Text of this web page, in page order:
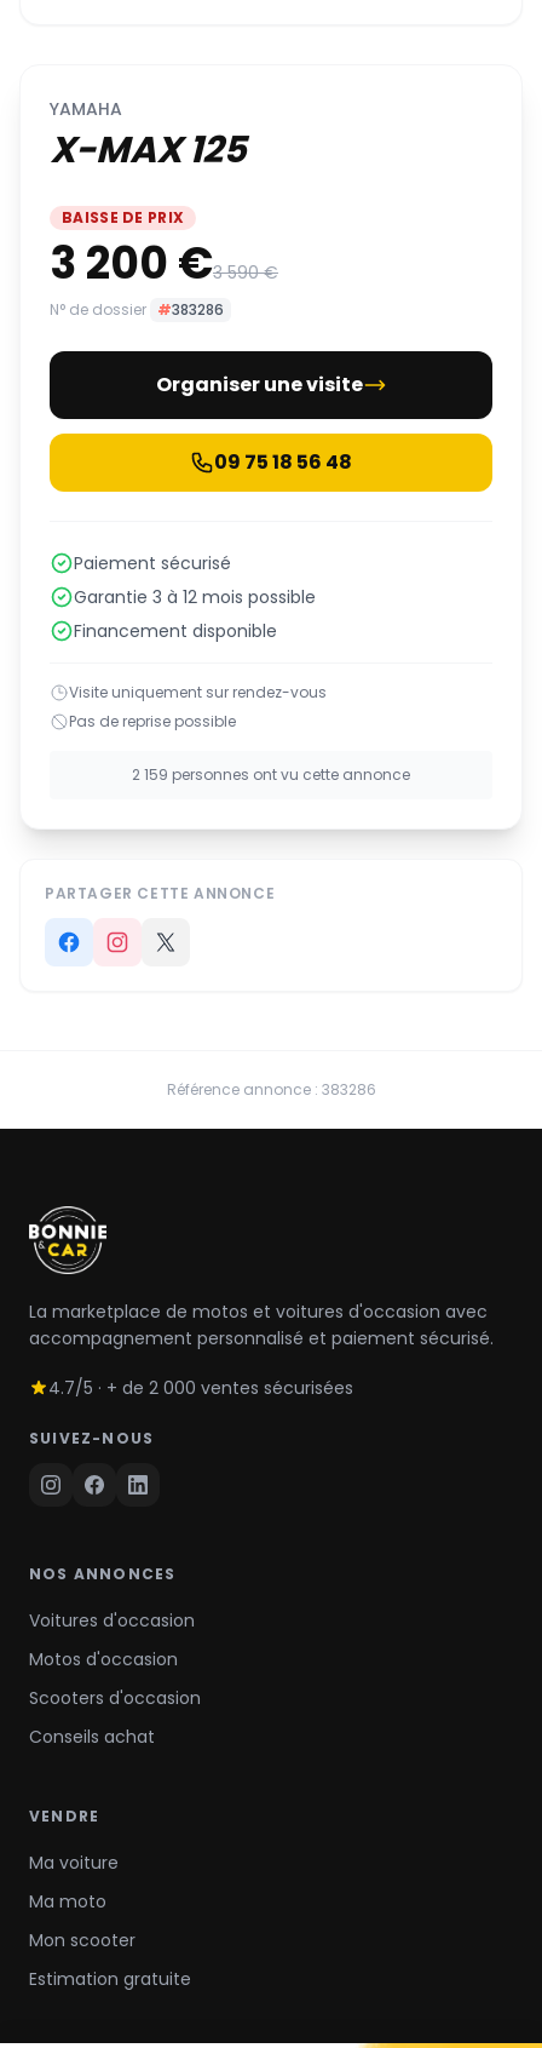
YAMAHA
X-MAX 125
BAISSE DE PRIX
3 200 €3 590 €
N° de dossier #383286
Organiser une visite
09 75 18 56 48
Paiement sécurisé
Garantie 3 à 12 mois possible
Financement disponible
Visite uniquement sur rendez-vous
Pas de reprise possible
2 159 personnes ont vu cette annonce
PARTAGER CETTE ANNONCE
Référence annonce : 383286
La marketplace de motos et voitures d'occasion avec
accompagnement personnalisé et paiement sécurisé.
4.7/5 · + de 2 000 ventes sécurisées
SUIVEZ-NOUS
NOS ANNONCES
Voitures d'occasion
Motos d'occasion
Scooters d'occasion
Conseils achat
VENDRE
Ma voiture
Ma moto
Mon scooter
Estimation gratuite